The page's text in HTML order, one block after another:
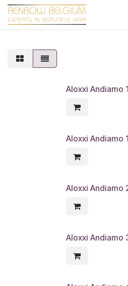
Overslaan naar inhoud
Aloxxi Andiamo
Aloxxi Andiamo
Aloxxi Andiamo
Aloxxi Andiamo